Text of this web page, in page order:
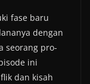
fase baru
dengan
seorang pro-
ini
dan kisah